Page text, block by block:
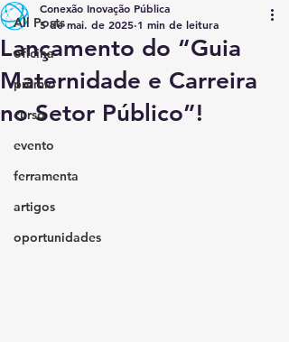
All Posts
oficina
prêmio
curso
evento
ferramenta
artigos
oportunidades
Lançamento do “Guia
Maternidade e Carreira
no Setor Público”!
Conexão Inovação Pública
5 de mai. de 2025 1 min de leitura